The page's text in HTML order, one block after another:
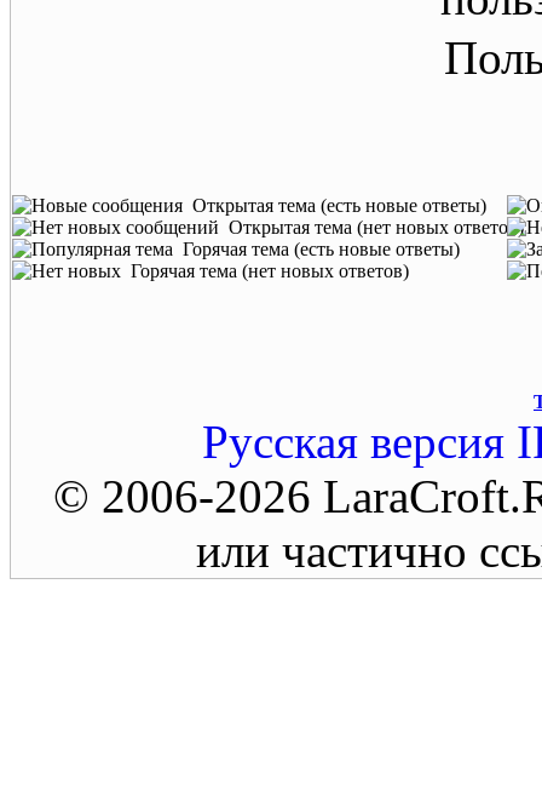
Открытая тема (есть новые ответы)
Открытая тема (нет новых ответов)
Горячая тема (есть новые ответы)
Горячая тема (нет новых ответов)
Русская версия
© 2006-2026
или частично